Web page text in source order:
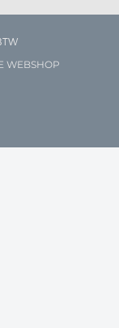
WEBSHOP